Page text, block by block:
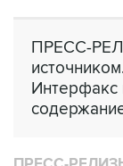
ПРЕСС-
Интерфакс